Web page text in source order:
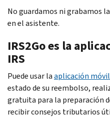
No guardamos ni grabamos
en el asistente.
IRS2Go es la
IRS
Puede usar laaplicación móvil
estado de su reembolso,
gratuita para la preparación
recibir consejos tributarios